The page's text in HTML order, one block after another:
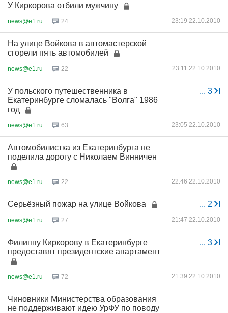
У Киркорова отбили мужчину
news@e1.ru 24 23:19 22.10.2010
На улице Войкова в автомастерской
сгорели пять автомобилей
news@e1.ru 22 23:11 22.10.2010
... 3
У польского путешественника в
Екатеринбурге сломалась "Волга" 1986
год
news@e1.ru 63 23:05 22.10.2010
Автомобилистка из Екатеринбурга не
поделила дорогу с Николаем Винничен
news@e1.ru 22 22:46 22.10.2010
... 2
Серьёзный пожар на улице Войкова
news@e1.ru 27 21:47 22.10.2010
... 3
Филиппу Киркорову в Екатеринбурге
предоставят президентские апартамент
news@e1.ru 72 21:39 22.10.2010
Чиновники Министерства образования
не поддерживают идею УрФУ по поводу